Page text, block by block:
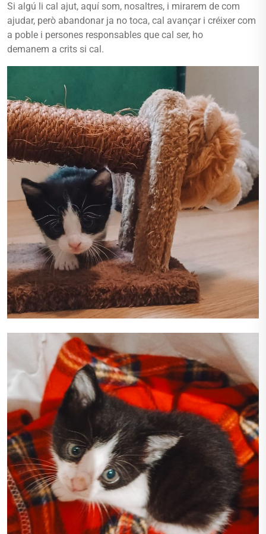
Si algú li cal ajut, aquí som, nosaltres, i mirarem de com
ajudar, però abandonar ja no toca, cal avançar i créixer com
a poble i persones responsables que cal ser, ho
demanem a crits si cal.